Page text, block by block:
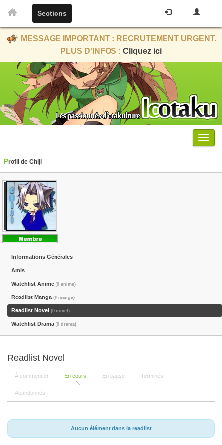
Sections
MESSAGE IMPORTANT : RECRUTEMENT URGENT.
PLUS D'INFOS : Cliquez ici
Menu
Profil de Chiji
Informations Générales
Amis
Watchlist Anime (0 anime)
Readlist Manga (0 manga)
Readlist Novel (0 novel)
Watchlist Drama (0 drama)
Readlist Novel
À commencer En cours En pause Terminés
Abandonnés
Aucun élément dans la readlist